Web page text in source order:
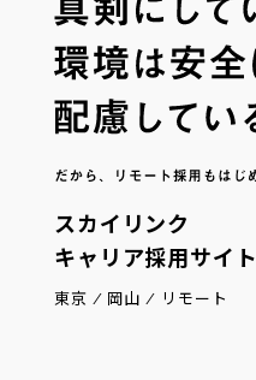
スカイリンク
キャリア採用サイト
東京 / 岡山 / リモート